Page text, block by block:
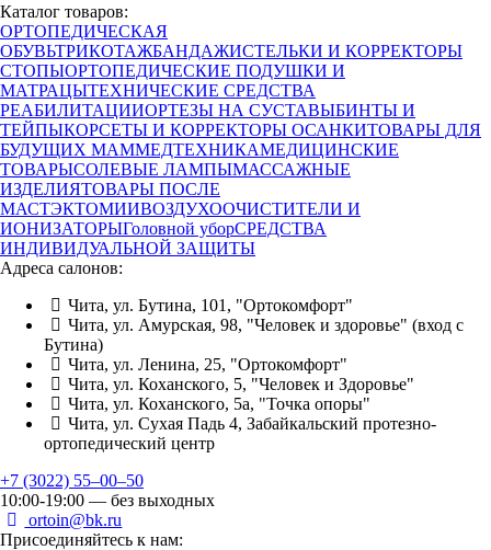
Каталог товаров:
ОРТОПЕДИЧЕСКАЯ
ОБУВЬТРИКОТАЖБАНДАЖИСТЕЛЬКИ И КОРРЕКТОРЫ
СТОПЫОРТОПЕДИЧЕСКИЕ ПОДУШКИ И
МАТРАЦЫТЕХНИЧЕСКИЕ СРЕДСТВА
РЕАБИЛИТАЦИИОРТЕЗЫ НА СУСТАВЫБИНТЫ И
ТЕЙПЫКОРСЕТЫ И КОРРЕКТОРЫ ОСАНКИТОВАРЫ ДЛЯ
БУДУЩИХ МАММЕДТЕХНИКАМЕДИЦИНСКИЕ
ТОВАРЫСОЛЕВЫЕ ЛАМПЫМАССАЖНЫЕ
ИЗДЕЛИЯТОВАРЫ ПОСЛЕ
МАСТЭКТОМИИВОЗДУХООЧИСТИТЕЛИ И
ИОНИЗАТОРЫГоловной уборСРЕДСТВА
ИНДИВИДУАЛЬНОЙ ЗАЩИТЫ
Адреса салонов:
Чита, ул. Бутина, 101, "Ортокомфорт"
Чита, ул. Амурская, 98, "Человек и здоровье" (вход с
Бутина)
Чита, ул. Ленина, 25, "Ортокомфорт"
Чита, ул. Коханского, 5, "Человек и Здоровье"
Чита, ул. Коханского, 5а, "Точка опоры"
Чита, ул. Сухая Падь 4, Забайкальский протезно-
ортопедический центр
+7 (3022) 55‒00‒50
10:00-19:00 — без выходных
ortoin@bk.ru
Присоединяйтесь к нам: